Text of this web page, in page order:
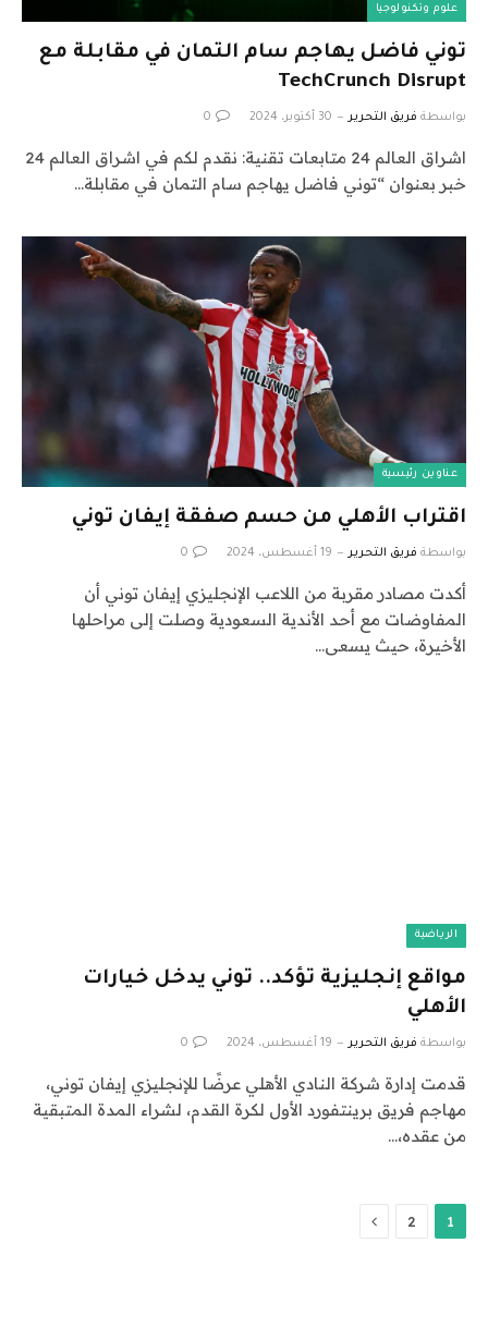
علوم وتكنولوجيا
توني فاضل يهاجم سام التمان في مقابلة مع
TechCrunch Disrupt
بواسطة فريق التحرير 30 أكتوبر، 2024 0
اشراق العالم 24 متابعات تقنية: نقدم لكم في اشراق العالم 24
خبر بعنوان “توني فاضل يهاجم سام التمان في مقابلة…
عناوين رئيسية
اقتراب الأهلي من حسم صفقة إيفان توني
بواسطة فريق التحرير 19 أغسطس، 2024 0
أكدت مصادر مقربة من اللاعب الإنجليزي إيفان توني أن
المفاوضات مع أحد الأندية السعودية وصلت إلى مراحلها
الأخيرة، حيث يسعى…
الرياضية
مواقع إنجليزية تؤكد.. توني يدخل خيارات
الأهلي
بواسطة فريق التحرير 19 أغسطس، 2024 0
قدمت إدارة شركة النادي الأهلي عرضًا للإنجليزي إيفان توني،
مهاجم فريق برينتفورد الأول لكرة القدم، لشراء المدة المتبقية
من عقده،…
1
2 التالي